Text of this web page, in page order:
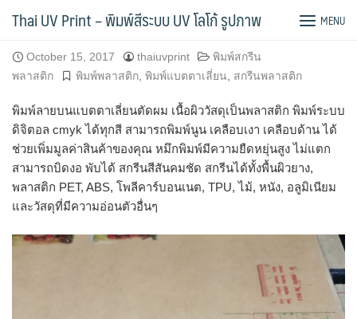
Thai UV Print – พิมพ์สีระบบ UV โลโก้ รูปภาพ MENU
พิมพ์ลายบนแบตตาเลี่ยนตัดผม
October 15, 2017 thaiuvprint
พิมพ์สกรีน
พลาสติก
พิมพ์พลาสติก พิมพ์แบตตาเลี่ยน สกรีนพลาสติก
พิมพ์ลายบนแบตตาเลี่ยนตัดผม เนื้อผิววัสดุเป็นพลาสติก พิมพ์ระบบ
ดิจิตอล cmyk ได้ทุกสี สามารถพิมพ์นูน เคลือบเงา เคลือบด้าน ได้
ช่วยเพิ่มมูลค่าสินค้าของคุณ หมึกพิมพ์มีความยืดหยุ่นสูง ไม่แตก
สามารถบิดงอ พับได้ สกรีนสีสันคมชัด สกรีนได้ทั้งพื้นผิวยาง,
พลาสติก PET, ABS, โพลีคาร์บอนเนต, TPU, ไม้, หนัง, อลูมิเนียม
และวัสดุที่มีความอ่อนตัวอื่นๆ